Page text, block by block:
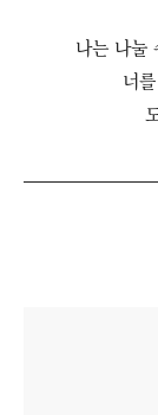
나는 나눌
너